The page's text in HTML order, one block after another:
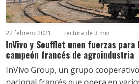
22 febrero 2021 Lectura de 3 min
InVivo y Soufflet unen fuerzas
campeón francés de agroindustria
InVivo Group, un grupo